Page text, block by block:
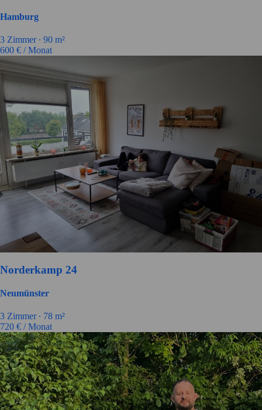
Hamburg
3 Zimmer ∙ 90 m²
600 € / Monat
Norderkamp 24
Neumünster
3 Zimmer ∙ 78 m²
720 € / Monat